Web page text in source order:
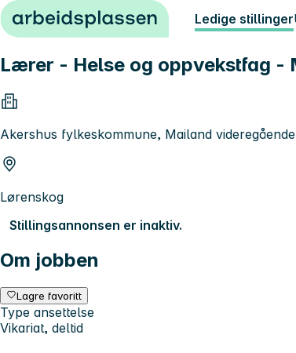
Hopp til innhold Ledige stillinger
Lærer - Helse og oppvekstfag -
Akershus fylkeskommune, Mailand
Lørenskog
Stillingsannonsen er inaktiv.
Om jobben
Lagre favoritt
Type ansettelse
Vikariat, deltid